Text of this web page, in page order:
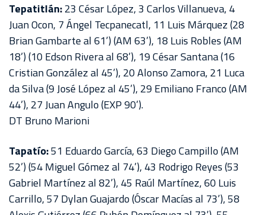
Tepatitlán:23 César López, 3 Carlos Villanueva, 4
Juan Ocon, 7 Ángel Tecpanecatl, 11 Luis Márquez (28
Brian Gambarte al 61’) (AM 63’), 18 Luis Robles (AM
18’) (10 Edson Rivera al 68’), 19 César Santana (16
Cristian González al 45’), 20 Alonso Zamora, 21 Luca
da Silva (9 José López al 45’), 29 Emiliano Franco (AM
44’), 27 Juan Angulo (EXP 90’).
DT Bruno Marioni
Tapatío:51 Eduardo García, 63 Diego Campillo (AM
52’) (54 Miguel Gómez al 74’), 43 Rodrigo Reyes (53
Gabriel Martínez al 82’), 45 Raúl Martínez, 60 Luis
Carrillo, 57 Dylan Guajardo (Óscar Macías al 73’), 58